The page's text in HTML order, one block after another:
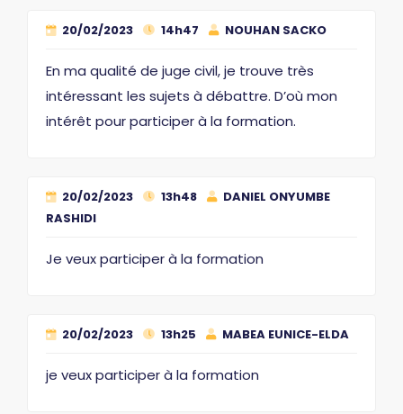
20/02/2023 14h47 NOUHAN SACKO
En ma qualité de juge civil, je trouve très
intéressant les sujets à débattre. D’où mon
intérêt pour participer à la formation.
20/02/2023 13h48
DANIEL ONYUMBE
RASHIDI
Je veux participer à la formation
20/02/2023 13h25 MABEA EUNICE-ELDA
je veux participer à la formation